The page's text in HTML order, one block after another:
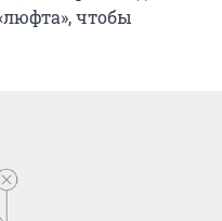
чтобы